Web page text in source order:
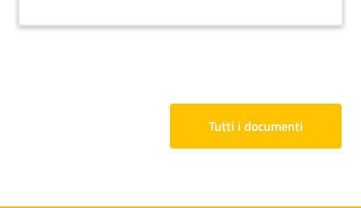
il servizio civile nazionale e universale, nonché alla
Tutti i documenti